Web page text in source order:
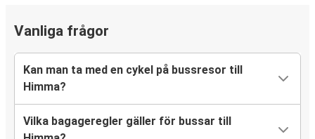
Vanliga frågor
Kan man ta med en cykel på bussresor till
Himma?
Vilka bagageregler gäller för bussar till